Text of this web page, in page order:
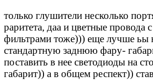
только глушители несколько
раритета, даа и цветные провода
фильтрами тоже))) еще лучше ьы
стандартную заднюю фару-
поставить в нее светодиоды на
габарит)) а в общем респект))